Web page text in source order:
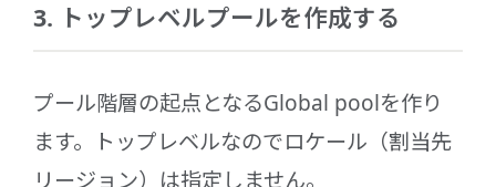
3. トップレベルプールを作成する
プール階層の起点となるGlobal poolを作り
ます。トップレベルなのでロケール（割当先
リージョン）は指定しません。